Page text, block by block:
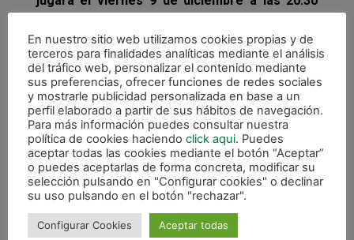
Con la disputa de este encuentro, Magna
Gurpea afronta un exigente mes de diciembre
con seis partidos, incluido el de Copa del Rey
en Valdepeñas el martes 13. Después jugará
en Santiago el viernes 16, en Pamplona ante
Catgas Energía el 21 y finalizará el viernes 30
ante el F.C. Barcelona en el Anaitasuna.
Imanol Arregui recupera a Yoshikawa para
este partido, una vez cumplida la sanción por
su expulsión en Murcia y volverá a convocar a
En nuestro sitio web utilizamos cookies propias y de
terceros para finalidades analíticas mediante el análisis
del tráfico web, personalizar el contenido mediante
sus preferencias, ofrecer funciones de redes sociales
y mostrarle publicidad personalizada en base a un
perfil elaborado a partir de sus hábitos de navegación.
Para más información puedes consultar nuestra
política de cookies haciendo click aqui. Puedes
aceptar todas las cookies mediante el botón “Aceptar”
o puedes aceptarlas de forma concreta, modificar su
selección pulsando en "Configurar cookies" o declinar
su uso pulsando en el botón "rechazar".
Configurar Cookies Aceptar todas